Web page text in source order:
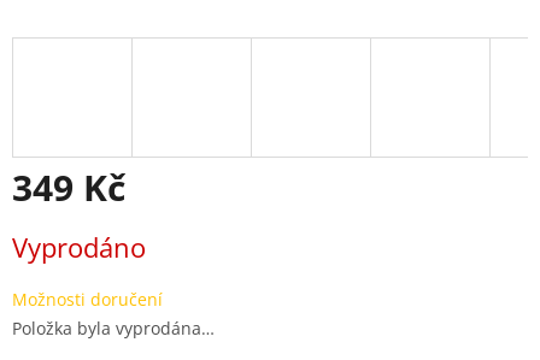
349 Kč
cena:
Vyprodáno
Možnosti doručení
Položka byla vyprodána…